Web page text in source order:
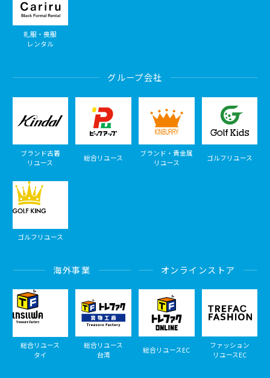
礼服・喪服
レンタル
グループ会社
ブランド古着
リユース
総合リユース
ブランド・貴金属
リユース
ゴルフリユース
ゴルフリユース
海外事業
総合リユース
タイ
総合リユース
台湾
オンラインストア
総合リユースEC
ファッション
リユースEC